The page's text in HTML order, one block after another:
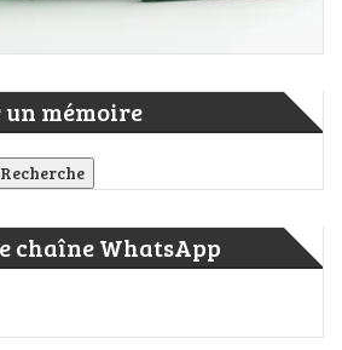
mémoire
Recherche
chaîne WhatsApp